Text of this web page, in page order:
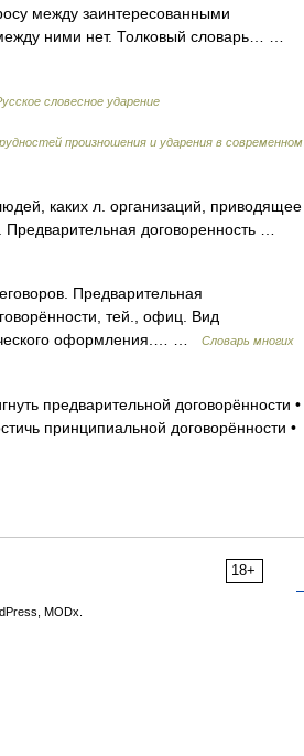
между заинтересованными
ними нет. Толковый словарь… …
словесное ударение
произношения и ударения в современном
каких л. организаций, приводящее
Предварительная договоренность …
Предварительная
тей., офиц. Вид
оформления.… …
Словарь многих
предварительной договорённости •
принципиальной договорённости •
18+
MODx.